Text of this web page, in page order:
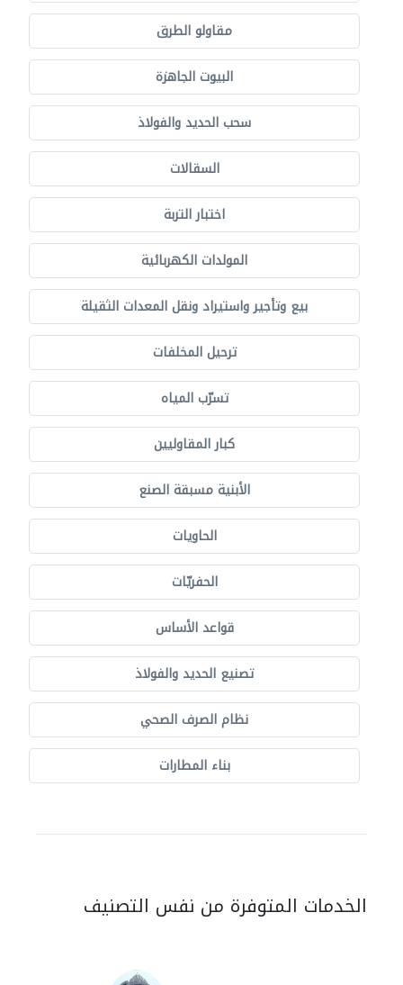
مقاولو الطرق
البيوت الجاهزة
سحب الحديد والفولاذ
السقالات
اختبار التربة
المولدات الكهربائية
بيع وتأجير واستيراد ونقل المعدات الثقيلة
ترحيل المخلفات
تسرّب المياه
كبار المقاوليين
الأبنية مسبقة الصنع
الحاويات
الحفريّات
قواعد الأساس
تصنيع الحديد والفولاذ
نظام الصرف الصحي
بناء المطارات
الخدمات المتوفرة من نفس التصنيف